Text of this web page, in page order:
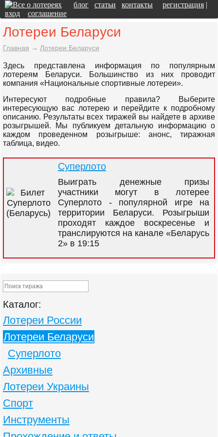
блог статьи контакты регистрация |
вход
соглашение
Лотереи Беларуси
Главная → Лотереи Беларуси
Здесь представлена информация по популярным
лотереям Беларуси. Большинство из них проводит
компания «Национальные спортивные лотереи».
Интересуют подробные правила? Выберите
интересующую вас лотерею и перейдите к подробному
описанию. Результаты всех тиражей вы найдете в архиве
розыгрышей. Мы публикуем детальную информацию о
каждом проведенном розыгрыше: анонс, тиражная
таблица, видео.
Суперлото
Выиграть денежные призы
участники могут в лотерее
Суперлото - популярной игре на
территории Беларуси. Розыгрыши
проходят каждое воскресенье и
транслируются на канале «Беларусь
2» в 19:15
Каталог:
Лотереи России
Лотереи Беларуси
Суперлото
Архивные
Лотереи Украины
Спорт
Инструменты